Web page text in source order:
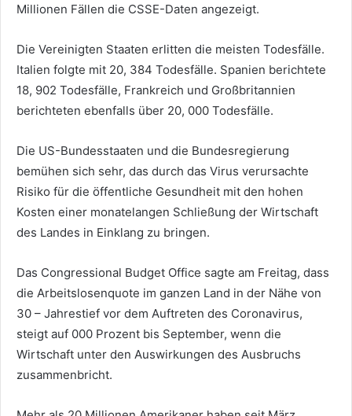
Millionen Fällen die CSSE-Daten angezeigt.
Die Vereinigten Staaten erlitten die meisten Todesfälle.
Italien folgte mit 20, 384 Todesfälle. Spanien berichtete
18, 902 Todesfälle, Frankreich und Großbritannien
berichteten ebenfalls über 20, 000 Todesfälle.
Die US-Bundesstaaten und die Bundesregierung
bemühen sich sehr, das durch das Virus verursachte
Risiko für die öffentliche Gesundheit mit den hohen
Kosten einer monatelangen Schließung der Wirtschaft
des Landes in Einklang zu bringen.
Das Congressional Budget Office sagte am Freitag, dass
die Arbeitslosenquote im ganzen Land in der Nähe von
30 – Jahrestief vor dem Auftreten des Coronavirus,
steigt auf 000 Prozent bis September, wenn die
Wirtschaft unter den Auswirkungen des Ausbruchs
zusammenbricht.